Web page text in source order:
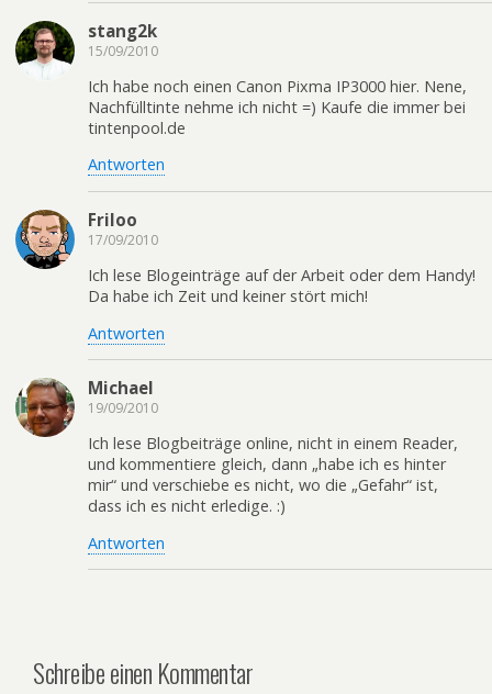
stang2k
15/09/2010
Ich habe noch einen Canon Pixma IP3000 hier. Nene,
Nachfülltinte nehme ich nicht =) Kaufe die immer bei
tintenpool.de
Antworten
Friloo
17/09/2010
Ich lese Blogeinträge auf der Arbeit oder dem Handy!
Da habe ich Zeit und keiner stört mich!
Antworten
Michael
19/09/2010
Ich lese Blogbeiträge online, nicht in einem Reader,
und kommentiere gleich, dann „habe ich es hinter
mir“ und verschiebe es nicht, wo die „Gefahr“ ist,
dass ich es nicht erledige. :)
Antworten
Schreibe einen Kommentar